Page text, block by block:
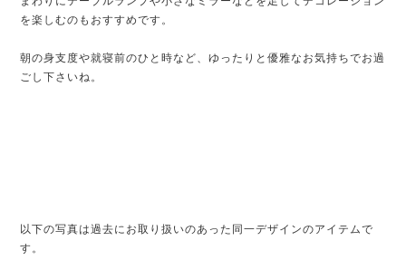
を楽しむのもおすすめです。
朝の身支度や就寝前のひと時など、ゆったりと優雅なお気持ちでお過
ごし下さいね。
以下の写真は過去にお取り扱いのあった同一デザインのアイテムで
す。